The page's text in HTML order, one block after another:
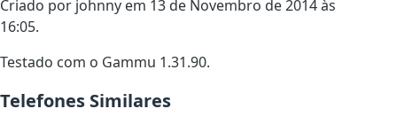
Criado por johnny em 13 de Novembro de 2014 às
16:05.
Testado com o Gammu 1.31.90.
Telefones Similares